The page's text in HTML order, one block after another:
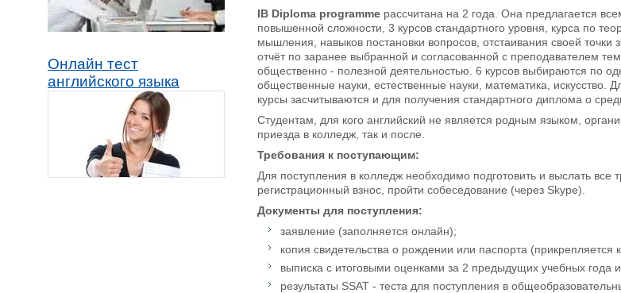
Онлайн тест
английского языка
IB Diploma programme рассчитана на 2 года. Она предлагается
повышенной сложности, 3 курсов стандартного уровня, курса по
мышления, навыков постановки вопросов, отстаивания своей
отчёт по заранее выбранной и согласованной с преподавателем
общественно - полезной деятельностью. 6 курсов выбираются по
общественные науки, естественные науки, математика,
курсы засчитываются и для получения стандартного диплома о
Студентам, для кого английский не является родным языком,
приезда в колледж, так и после.
Требования к поступающим:
Для поступления в колледж необходимо подготовить и выслать
регистрационный взнос, пройти собеседование (через Skype).
Документы для поступления:
заявление (заполняется онлайн);
копия свидетельства о рождении или паспорта (прикрепляется
выписка с итоговыми оценками за 2 предыдущих учебных года
результаты SSAT - теста для поступления в